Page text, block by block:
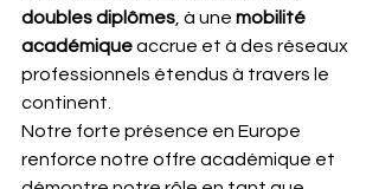
doubles diplômes , à une mobilité
académique accrue et à des réseaux
professionnels étendus à travers le
continent.
Notre forte présence en Europe
renforce notre offre académique et